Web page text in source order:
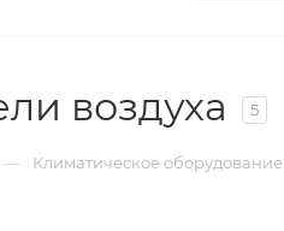
воздуха 5
— Климатическое оборудование